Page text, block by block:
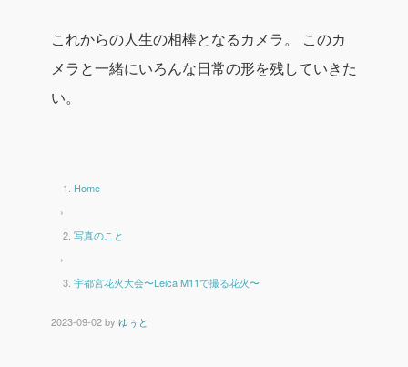
これからの人生の相棒となるカメラ。
このカ
メラと一緒にいろんな日常の形を残していきた
い。
Home
›
写真のこと
›
宇都宮花火大会〜Leica M11で撮る花火〜
2023-09-02by ゆぅと